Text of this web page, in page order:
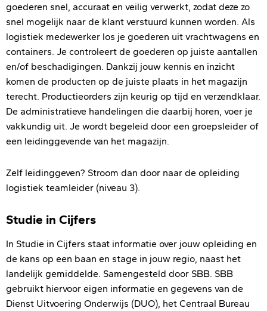
goederen snel, accuraat en veilig verwerkt, zodat deze zo
snel mogelijk naar de klant verstuurd kunnen worden. Als
logistiek medewerker los je goederen uit vrachtwagens en
containers. Je controleert de goederen op juiste aantallen
en/of beschadigingen. Dankzij jouw kennis en inzicht
komen de producten op de juiste plaats in het magazijn
terecht. Productieorders zijn keurig op tijd en verzendklaar.
De administratieve handelingen die daarbij horen, voer je
vakkundig uit. Je wordt begeleid door een groepsleider of
een leidinggevende van het magazijn.
Zelf leidinggeven? Stroom dan door naar de opleiding
logistiek teamleider (niveau 3).
Studie in Cijfers
In Studie in Cijfers staat informatie over jouw opleiding en
de kans op een baan en stage in jouw regio, naast het
landelijk gemiddelde. Samengesteld door SBB. SBB
gebruikt hiervoor eigen informatie en gegevens van de
Dienst Uitvoering Onderwijs (DUO), het Centraal Bureau